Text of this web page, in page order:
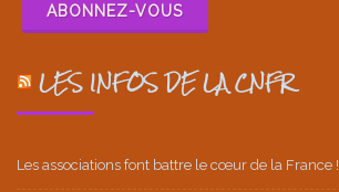
ABONNEZ-VOUS
LES INFOS DE LA CNFR
Les associations font battre le cœur de la France !